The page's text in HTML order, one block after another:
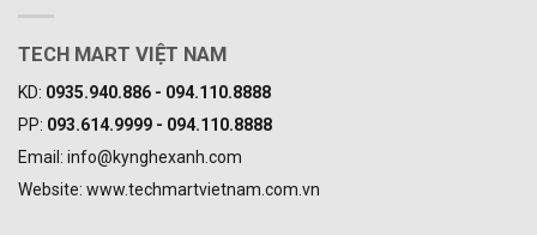
TECH MART VIỆT NAM
KD: 0935.940.886 - 094.110.8888
PP: 093.614.9999 - 094.110.8888
Email: info@kynghexanh.com
Website: www.techmartvietnam.com.vn